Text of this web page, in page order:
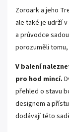
Zoroark a jeho
ale také je udrží
a průvodce
porozuměli
V balení
pro hod mincí.
přehled o stavu
designem a
dodávají této